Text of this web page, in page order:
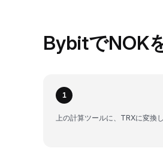
BybitでNOK
1
上の計算ツールに、TRXに変換